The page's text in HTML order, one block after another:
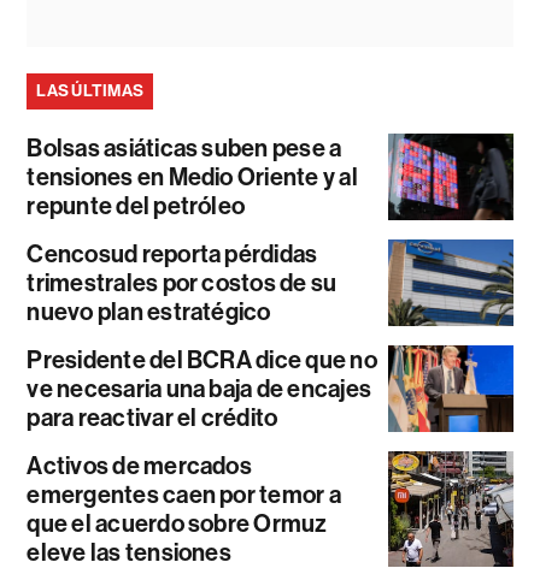
LAS ÚLTIMAS
Bolsas asiáticas suben pese a
tensiones en Medio Oriente y al
repunte del petróleo
Cencosud reporta pérdidas
trimestrales por costos de su
nuevo plan estratégico
Presidente del BCRA dice que no
ve necesaria una baja de encajes
para reactivar el crédito
Activos de mercados
emergentes caen por temor a
que el acuerdo sobre Ormuz
eleve las tensiones